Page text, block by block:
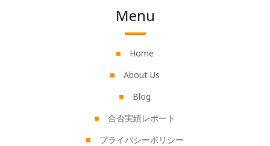
Menu
Home
About Us
Blog
合否実績レポート
プライバシーポリシー